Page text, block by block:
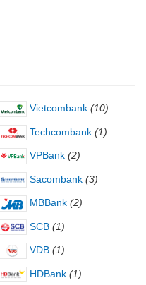
Vietcombank (10)
Techcombank (1)
VPBank (2)
Sacombank (3)
MBBank (2)
SCB (1)
VDB (1)
HDBank (1)